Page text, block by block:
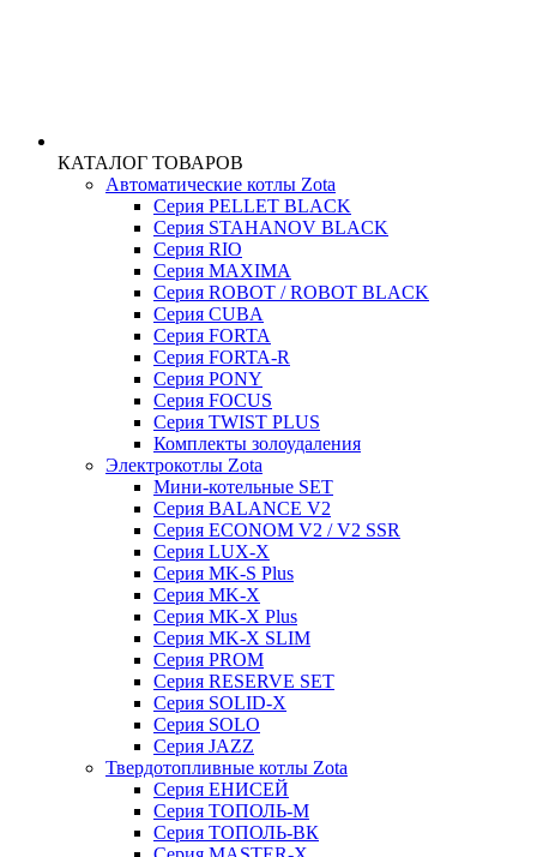
КАТАЛОГ ТОВАРОВ
Автоматические котлы Zota
Серия PELLET BLACK
Серия STAHANOV BLACK
Серия RIO
Серия MAXIMA
Серия ROBOT / ROBOT BLACK
Серия CUBA
Серия FORTA
Серия FORTA-R
Серия PONY
Серия FOCUS
Серия TWIST PLUS
Комплекты золоудаления
Электрокотлы Zota
Мини-котельные SET
Серия BALANCE V2
Серия ECONOM V2 / V2 SSR
Серия LUX-X
Серия MK-S Plus
Серия MK-X
Серия MK-X Plus
Серия MK-X SLIM
Серия PROM
Серия RESERVE SET
Серия SOLID-X
Серия SOLO
Серия JAZZ
Твердотопливные котлы Zota
Серия ЕНИСЕЙ
Серия ТОПОЛЬ-М
Серия ТОПОЛЬ-ВК